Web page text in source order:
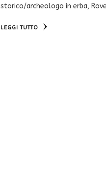
storico/archeologo in erba,
LEGGI TUTTO